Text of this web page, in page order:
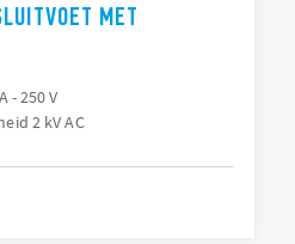
MET
- 250 V
2 kV AC